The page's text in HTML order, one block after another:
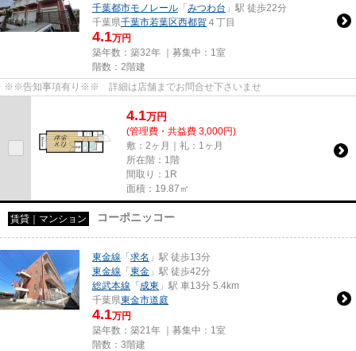
千葉都市モノレール 「みつわ台 」駅 徒歩22分
千葉県千葉市若葉区西都賀 ４丁目
4.1万円
築年数：築32年 ｜募集中： 1室
階数：2階建
※※告知事項有り※※ 詳細は店舗までお問合せ下さいませ
4.1万円
(管理費・共益費 3,000円)
敷：2ヶ月｜礼：1ヶ月
所在階：1階
間取り：1R
面積：19.87㎡
賃貸｜マンション コーポニッコー
東金線 「求名 」駅 徒歩13分
東金線 「東金 」駅 徒歩42分
総武本線 「成東 」駅 車13分 5.4km
千葉県東金市道庭
4.1万円
築年数：築21年 ｜募集中： 1室
階数：3階建